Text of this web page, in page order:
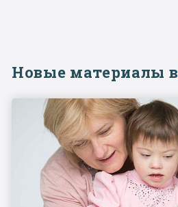
Новые материалы в